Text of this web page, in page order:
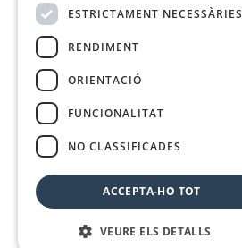
ESTRICTAMENT NECESSÀRIES
RENDIMENT
ORIENTACIÓ
FUNCIONALITAT
NO CLASSIFICADES
ACCEPTA-HO TOT
VEURE ELS DETALLS